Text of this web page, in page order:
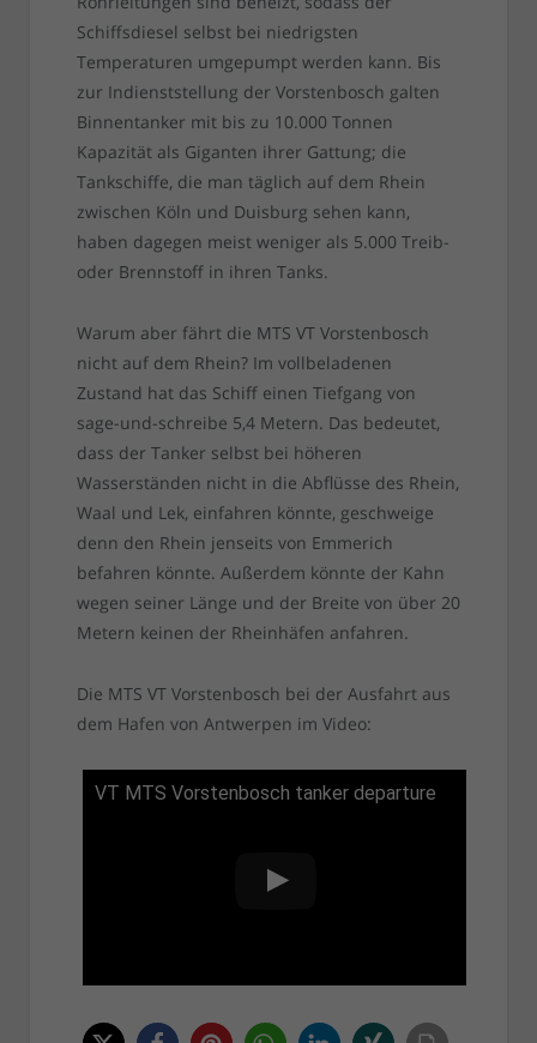
Schiffsdiesel selbst bei niedrigsten
Temperaturen umgepumpt werden kann. Bis
zur Indienststellung der Vorstenbosch galten
Binnentanker mit bis zu 10.000 Tonnen
Kapazität als Giganten ihrer Gattung; die
Tankschiffe, die man täglich auf dem Rhein
zwischen Köln und Duisburg sehen kann,
haben dagegen meist weniger als 5.000 Treib-
oder Brennstoff in ihren Tanks.
Warum aber fährt die MTS VT Vorstenbosch
nicht auf dem Rhein? Im vollbeladenen
Zustand hat das Schiff einen Tiefgang von
sage-und-schreibe 5,4 Metern. Das bedeutet,
dass der Tanker selbst bei höheren
Wasserständen nicht in die Abflüsse des Rhein,
Waal und Lek, einfahren könnte, geschweige
denn den Rhein jenseits von Emmerich
befahren könnte. Außerdem könnte der Kahn
wegen seiner Länge und der Breite von über 20
Metern keinen der Rheinhäfen anfahren.
Die MTS VT Vorstenbosch bei der Ausfahrt aus
dem Hafen von Antwerpen im Video:
VT MTS Vorstenbosch tanker departure